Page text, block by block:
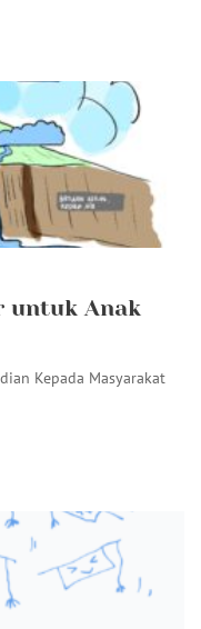
untuk Anak
Kepada Masyarakat